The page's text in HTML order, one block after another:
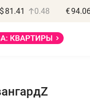
$ 81.41 0.48 €